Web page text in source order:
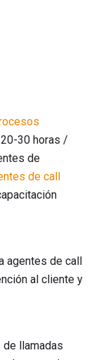
30 horas /
de
de call
agentes de call
al cliente y
de llamadas